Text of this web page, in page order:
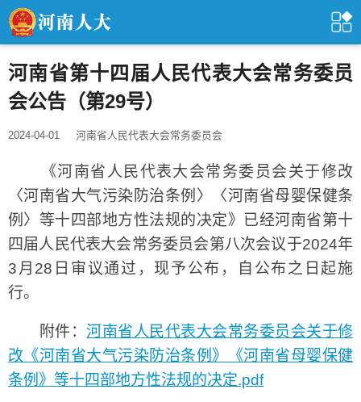
河南省第十四届人民代表大会常务委员
会公告（第29号）
2024-04-01 河南省人民代表大会常务委员会
《河南省人民代表大会常务委员会关于修改
〈河南省大气污染防治条例〉〈河南省母婴保健条
例〉等十四部地方性法规的决定》已经河南省第十
四届人民代表大会常务委员会第八次会议于2024年
3月28日审议通过，现予公布，自公布之日起施
行。
附件：河南省人民代表大会常务委员会关于修
改《河南省大气污染防治条例》《河南省母婴保健
条例》等十四部地方性法规的决定.pdf